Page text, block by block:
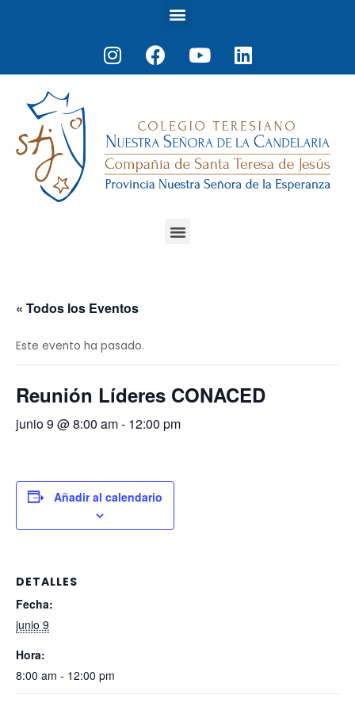
Menu
Instagram
Facebook
YoutubeLinkedin
Menu
« Todos los Eventos
Este evento ha pasado.
Reunión Líderes CONACED
junio 9 @ 8:00 am- 12:00 pm
Añadir al calendario
DETALLES
Fecha:
junio 9
Hora:
8:00 am - 12:00 pm